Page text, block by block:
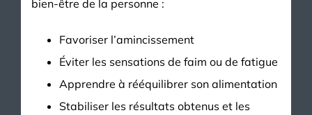
bien-être de la personne :
Favoriser l’amincissement
Éviter les sensations de faim ou de fatigue
Apprendre à rééquilibrer son alimentation
Stabiliser les résultats obtenus et les